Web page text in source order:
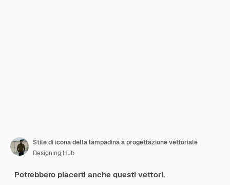
Stile di icona della lampadina a progettazione vettoriale
Designing Hub
Potrebbero piacerti anche questi vettori.